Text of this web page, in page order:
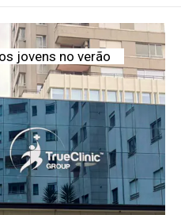
jovens no verão